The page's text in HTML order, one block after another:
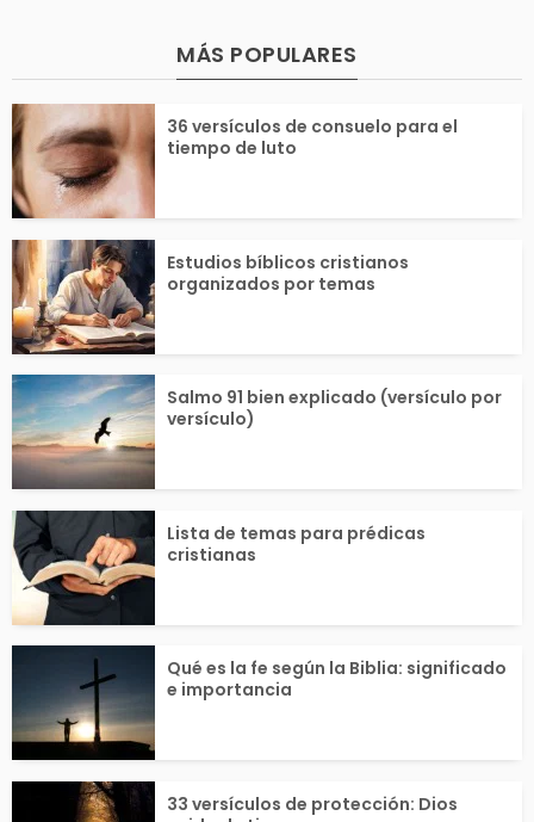
hemos preparado
serie con prédica
bíblicas impactante
libros fueron
por más de 40
as...
MÁS POPULARES
36 versículos de consuelo para el
tiempo de luto
Estudios bíblicos cristianos
organizados por temas
Salmo 91 bien explicado (versículo por
versículo)
Lista de temas para prédicas
cristianas
Qué es la fe según la Biblia: significado
e importancia
33 versículos de protección: Dios